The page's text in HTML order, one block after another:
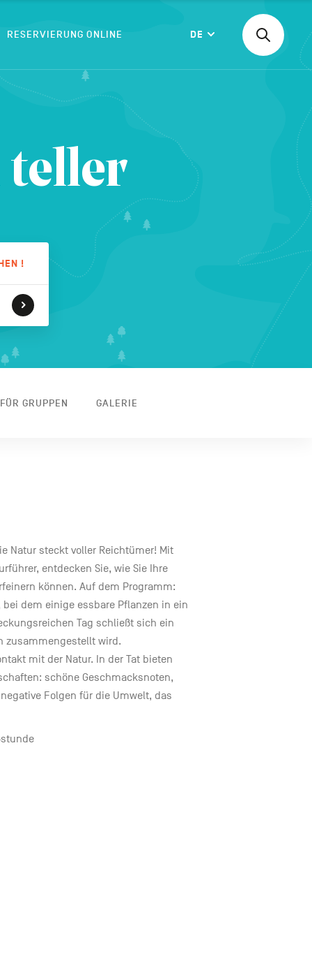
RESERVIERUNG ONLINE DE
Suchen
nach
BESTÄTIGEN
teller
!
FÜR GRUPPEN GALERIE
Natur steckt voller Reichtümer! Mit
entdecken Sie, wie Sie Ihre
können. Auf dem Programm:
dem einige essbare Pflanzen in ein
Tag schließt sich ein
zusammengestellt wird.
mit der Natur. In der Tat bieten
schöne Geschmacksnoten,
Folgen für die Umwelt, das